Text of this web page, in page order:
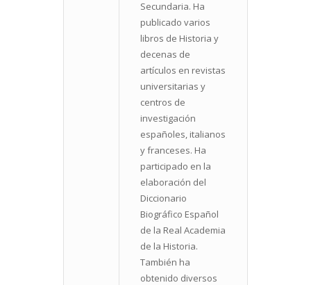
Secundaria. Ha
publicado varios
libros de Historia y
decenas de
artículos en revistas
universitarias y
centros de
investigación
españoles, italianos
y franceses. Ha
participado en la
elaboración del
Diccionario
Biográfico Español
de la Real Academia
de la Historia.
También ha
obtenido diversos